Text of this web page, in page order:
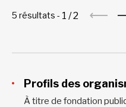
5 résultats - 1 /2
Profils des